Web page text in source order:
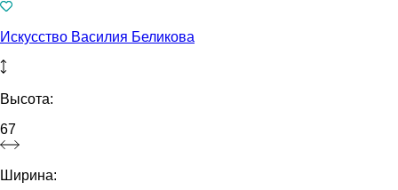
Искусство Василия Беликова
Высота:
67
Ширина: